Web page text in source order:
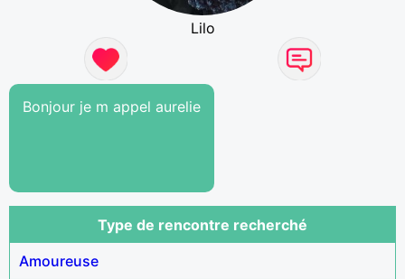
Lilo
Bonjour je m appel aurelie
Type de rencontre recherché
Amoureuse